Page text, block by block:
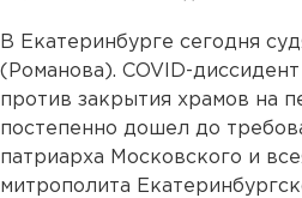
В Екатеринбурге сегодня
(Романова). COVID-
против закрытия храмов на
постепенно дошел до
патриарха Московского и
митрополита